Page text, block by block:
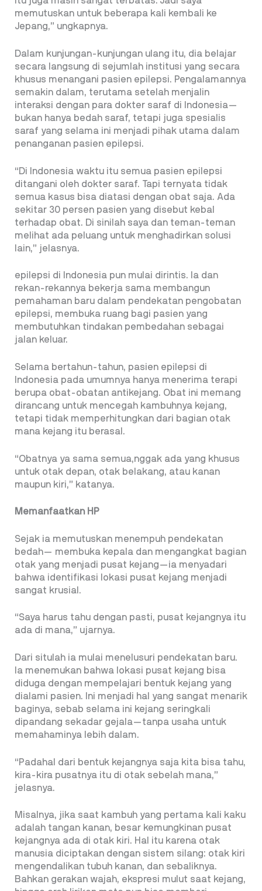
memutuskan untuk beberapa kali kembali ke
Jepang,” ungkapnya.
Dalam kunjungan-kunjungan ulang itu, dia belajar
secara langsung di sejumlah institusi yang secara
khusus menangani pasien epilepsi. Pengalamannya
semakin dalam, terutama setelah menjalin
interaksi dengan para dokter saraf di Indonesia—
bukan hanya bedah saraf, tetapi juga spesialis
saraf yang selama ini menjadi pihak utama dalam
penanganan pasien epilepsi.
“Di Indonesia waktu itu semua pasien epilepsi
ditangani oleh dokter saraf. Tapi ternyata tidak
semua kasus bisa diatasi dengan obat saja. Ada
sekitar 30 persen pasien yang disebut kebal
terhadap obat. Di sinilah saya dan teman-teman
melihat ada peluang untuk menghadirkan solusi
lain,” jelasnya.
epilepsi di Indonesia pun mulai dirintis. Ia dan
rekan-rekannya bekerja sama membangun
pemahaman baru dalam pendekatan pengobatan
epilepsi, membuka ruang bagi pasien yang
membutuhkan tindakan pembedahan sebagai
jalan keluar.
Selama bertahun-tahun, pasien epilepsi di
Indonesia pada umumnya hanya menerima terapi
berupa obat-obatan antikejang. Obat ini memang
dirancang untuk mencegah kambuhnya kejang,
tetapi tidak memperhitungkan dari bagian otak
mana kejang itu berasal.
“Obatnya ya sama semua,nggak ada yang khusus
untuk otak depan, otak belakang, atau kanan
maupun kiri,” katanya.
Memanfaatkan HP
Sejak ia memutuskan menempuh pendekatan
bedah— membuka kepala dan mengangkat bagian
otak yang menjadi pusat kejang—ia menyadari
bahwa identifikasi lokasi pusat kejang menjadi
sangat krusial.
“Saya harus tahu dengan pasti, pusat kejangnya itu
ada di mana,” ujarnya.
Dari situlah ia mulai menelusuri pendekatan baru.
Ia menemukan bahwa lokasi pusat kejang bisa
diduga dengan mempelajari bentuk kejang yang
dialami pasien. Ini menjadi hal yang sangat menarik
baginya, sebab selama ini kejang seringkali
dipandang sekadar gejala—tanpa usaha untuk
memahaminya lebih dalam.
“Padahal dari bentuk kejangnya saja kita bisa tahu,
kira-kira pusatnya itu di otak sebelah mana,”
jelasnya.
Misalnya, jika saat kambuh yang pertama kali kaku
adalah tangan kanan, besar kemungkinan pusat
kejangnya ada di otak kiri. Hal itu karena otak
manusia diciptakan dengan sistem silang: otak kiri
mengendalikan tubuh kanan, dan sebaliknya.
Bahkan gerakan wajah, ekspresi mulut saat kejang,